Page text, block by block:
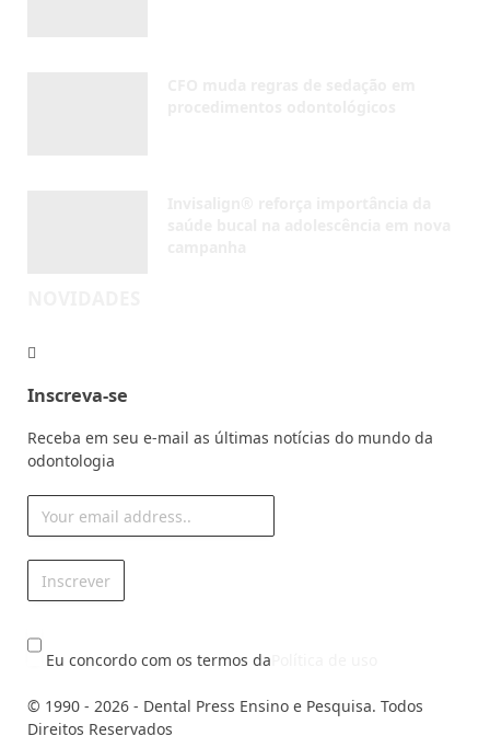
Inscreva-se
Receba em seu e-mail as últimas notícias do mundo da
odontologia
Eu concordo com os termos da
© 1990 - 2026 - Dental Press Ensino e Pesquisa. Todos
Direitos Reservados